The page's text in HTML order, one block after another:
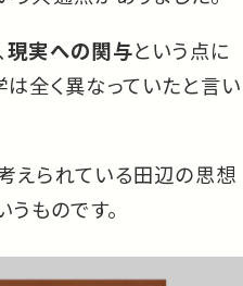
現実への関与という点に
は全く異なっていたと言い
えられている田辺の思想
うものです。